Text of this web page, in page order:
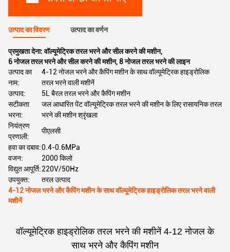
उत्पाद का विवरण उत्पाद का वर्णन
प्रमुखता देना:वॉल्यूमेट्रिक तरल भरने और सील करने की मशीन,
6 नोजल तरल भरने और सील करने की मशीन,8 नोजल तरल भरने की लाइन
उत्पाद का
नाम:
4-12 नोजल भरने और कैपिंग मशीन के साथ वॉल्यूमेट्रिक हाइड्रोलिक
तरल भरने वाली मशीनें
उत्पाद:
5L बैरल तरल भरने और कैपिंग मशीन
सटीकता
भरना:
जल आधारित पेंट वॉल्यूमेट्रिक तरल भरने की मशीन के लिए रासायनिक तरल
भरने की मशीन श्रृंखला
नियंत्रण
प्रणाली:
पीएलसी
हवा का दबाव:0.4-0.6MPa
वजन:
2000 किलो
विद्युत आपूर्ति:220V/50Hz
उपयुक्त:
तरल उत्पाद
4-12 नोजल भरने और कैपिंग मशीन के साथ वॉल्यूमेट्रिक हाइड्रोलिक तरल भरने वाली
मशीनें
वॉल्यूमेट्रिक हाइड्रोलिक तरल भरने की मशीनें 4-12 नोजल के
साथ भरने और कैपिंग मशीन